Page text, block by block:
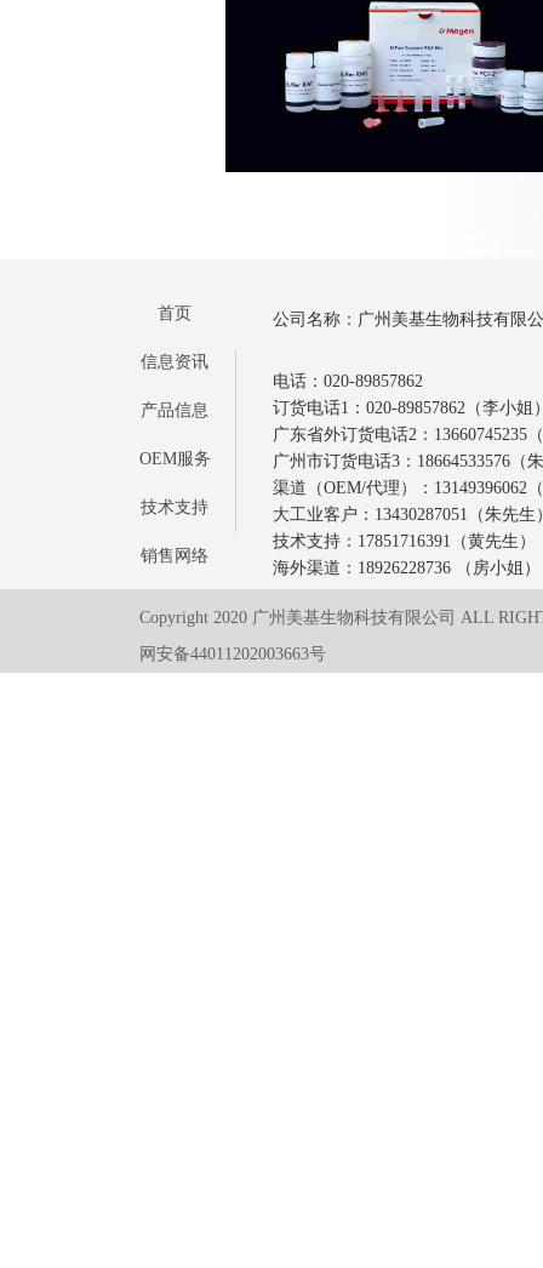
首页
信息资讯
产品信息
OEM服务
技术支持
销售网络
公司名称：广州美基生物科技有限
电话：020-89857862
订货电话1：020-89857862（李小姐
广东省外订货电话2：13660745235
广州市订货电话3：18664533576（
渠道（OEM/代理）：13149396062
大工业客户：13430287051（朱先生
技术支持：17851716391（黄先生）
海外渠道：18926228736 （房小姐）
Copyright 2020 广州美基生物科技有限公司 ALL
网安备44011202003663号